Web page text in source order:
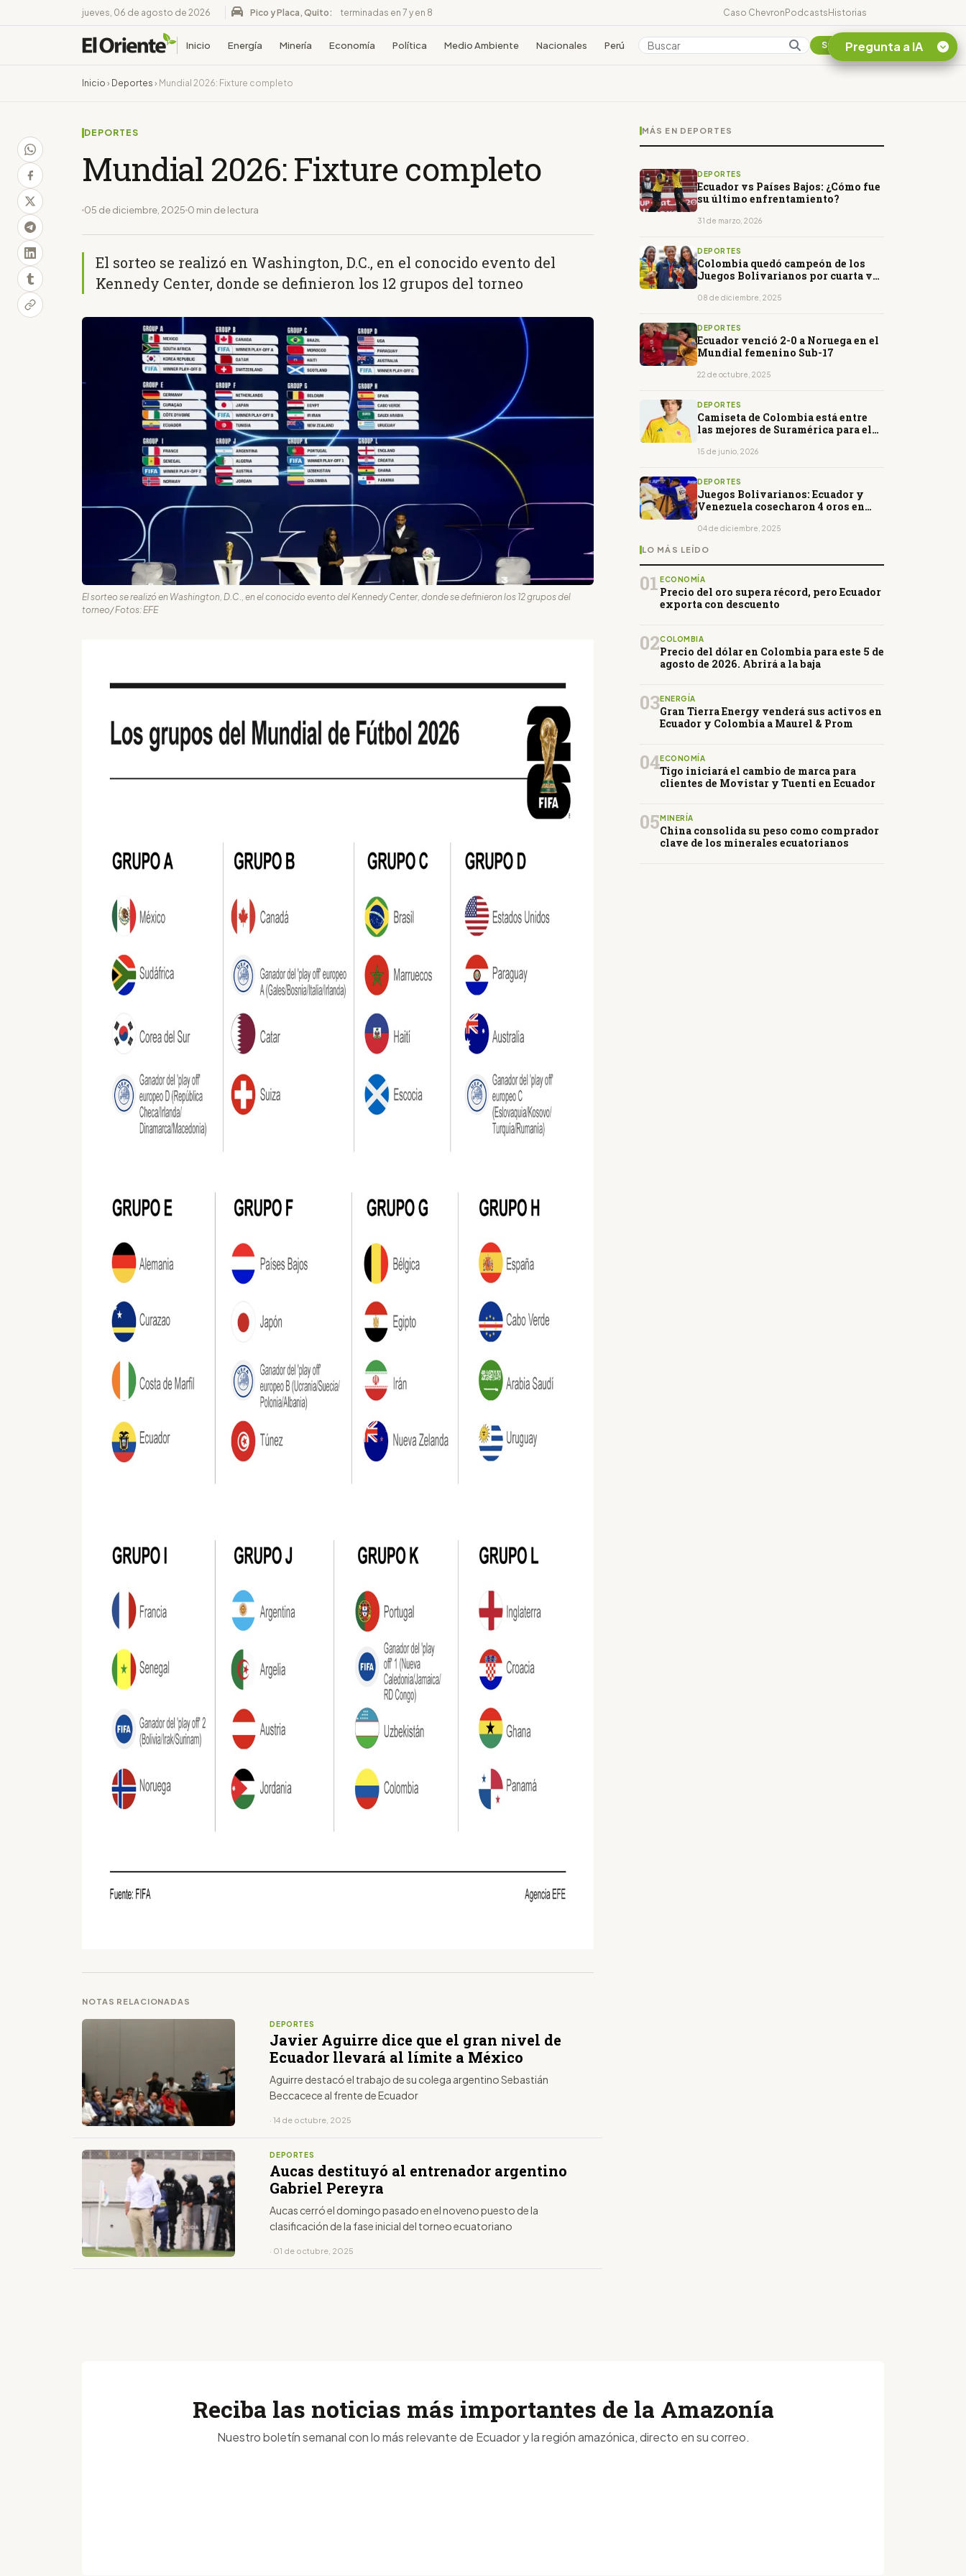
jueves, 06 de agosto de 2026 Pico y Placa, Quito: terminadas en 7 y en 8 Caso ChevronPodcastsHistorias
Inicio Energía Minería Economía Política Medio Ambiente Nacionales Perú Colombia Suscribirse
Inicio › Deportes › Mundial 2026: Fixture completo
DEPORTES
Mundial 2026: Fixture completo
05 de diciembre, 2025 0 min de lectura
El sorteo se realizó en Washington, D.C., en el conocido evento del
Kennedy Center, donde se definieron los 12 grupos del torneo
El sorteo se realizó en Washington, D.C., en el conocido evento del Kennedy Center, donde se definieron los 12 grupos del
torneo/ Fotos: EFE
NOTAS RELACIONADAS
DEPORTES
Javier Aguirre dice que el gran nivel de
Ecuador llevará al límite a México
Aguirre destacó el trabajo de su colega argentino Sebastián
Beccacece al frente de Ecuador
· 14 de octubre, 2025
DEPORTES
Aucas destituyó al entrenador argentino
Gabriel Pereyra
Aucas cerró el domingo pasado en el noveno puesto de la
clasificación de la fase inicial del torneo ecuatoriano
· 01 de octubre, 2025
MÁS EN DEPORTES
DEPORTES
Ecuador vs Países Bajos: ¿Cómo fue
su último enfrentamiento?
31 de marzo, 2026
DEPORTES
Colombia quedó campeón de los
Juegos Bolivarianos por cuarta vez
08 de diciembre, 2025
DEPORTES
Ecuador venció 2-0 a Noruega en el
Mundial femenino Sub-17
22 de octubre, 2025
DEPORTES
Camiseta de Colombia está entre
las mejores de Suramérica para el
15 de junio, 2026
DEPORTES
Juegos Bolivarianos: Ecuador y
Venezuela cosecharon 4 oros en
04 de diciembre, 2025
LO MÁS LEÍDO
01 ECONOMÍA
Precio del oro supera récord, pero Ecuador
exporta con descuento
02COLOMBIA
Precio del dólar en Colombia para este 5 de
agosto de 2026. Abrirá a la baja
03ENERGÍA
Gran Tierra Energy venderá sus activos en
Ecuador y Colombia a Maurel & Prom
04ECONOMÍA
Tigo iniciará el cambio de marca para
clientes de Movistar y Tuenti en Ecuador
05 MINERÍA
China consolida su peso como comprador
clave de los minerales ecuatorianos
Pregunta a IA
Reciba las noticias más importantes de la Amazonía
Nuestro boletín semanal con lo más relevante de Ecuador y la región amazónica, directo en su correo.